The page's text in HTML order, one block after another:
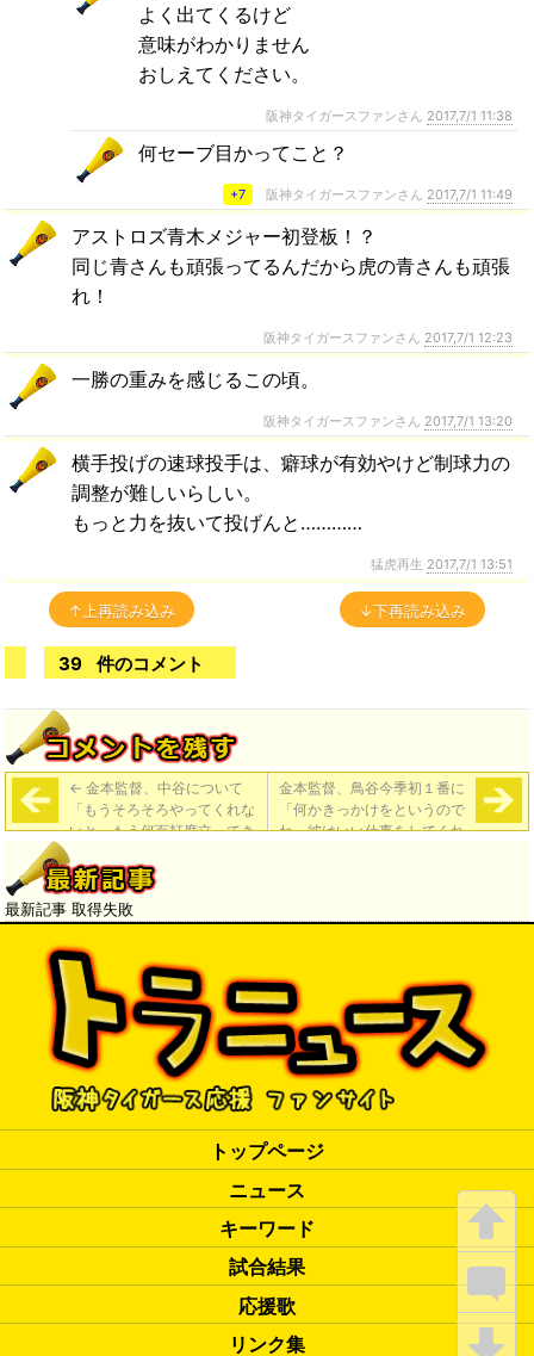
よく出てくるけど
意味がわかりません
おしえてください。
阪神タイガースファンさん 2017,7/1 11:38
何セーブ目かってこと？
+7 阪神タイガースファンさん 2017,7/1 11:49
アストロズ青木メジャー初登板！？
同じ青さんも頑張ってるんだから虎の青さんも頑張
れ！
阪神タイガースファンさん 2017,7/1 12:23
一勝の重みを感じるこの頃。
阪神タイガースファンさん 2017,7/1 13:20
横手投げの速球投手は、癖球が有効やけど制球力の
調整が難しいらしい。
もっと力を抜いて投げんと…………
猛虎再生 2017,7/1 13:51
↑上再読み込み ↓下再読み込み
39 件のコメント
← 金本監督、中谷について
「もうそろそろやってくれな
いと。もう何百打席立ってき
ているんだから。こっちも厳
しさも出していかないと。何
でも許されるというのでは、
彼のためにもならない」
金本監督、鳥谷今季初１番に
「何かきっかけをというので
ね。彼はいい仕事をしてくれ
最新記事 取得失敗
トップページ
ニュース
キーワード
試合結果
応援歌
リンク集